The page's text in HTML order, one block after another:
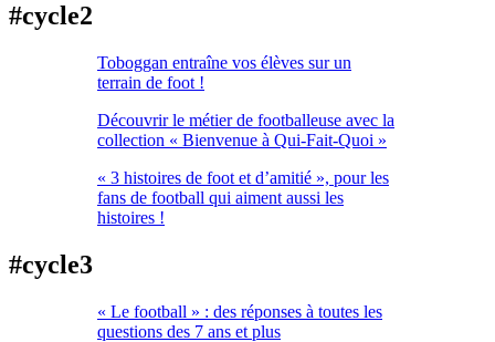
#cycle2
Toboggan entraîne vos élèves sur un
terrain de foot !
Découvrir le métier de footballeuse avec la
collection « Bienvenue à Qui-Fait-Quoi »
« 3 histoires de foot et d’amitié », pour les
fans de football qui aiment aussi les
histoires !
#cycle3
« Le football » : des réponses à toutes les
questions des 7 ans et plus